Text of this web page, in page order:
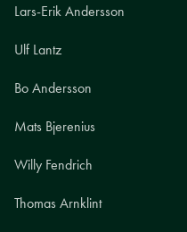
Lars-Erik Andersson
Ulf Lantz
Bo Andersson
Mats Bjerenius
Willy Fendrich
Thomas Arnklint